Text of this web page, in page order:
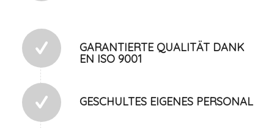
GARANTIERTE QUALITÄT DANK
EN ISO 9001
GESCHULTES EIGENES PERSONAL